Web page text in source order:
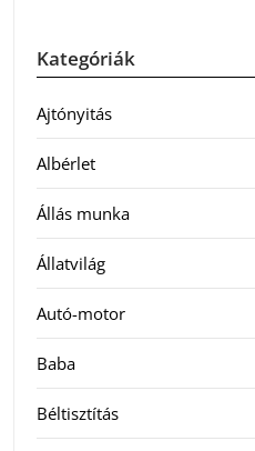
Kategóriák
Ajtónyitás
Albérlet
Állás munka
Állatvilág
Autó-motor
Baba
Béltisztítás